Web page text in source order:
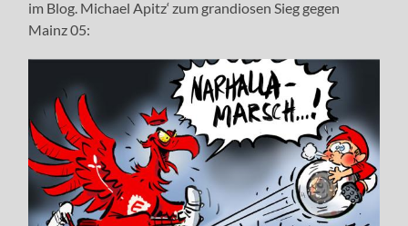
im Blog. Michael Apitz‘ zum grandiosen Sieg gegen
Mainz 05: